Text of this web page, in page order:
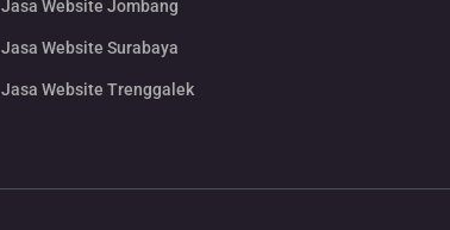
Jasa Website Jombang
Jasa Website Surabaya
Jasa Website Trenggalek